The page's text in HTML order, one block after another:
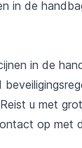
in de
in de
u met
op met